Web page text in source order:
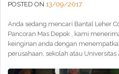
POSTED ON 13/09/2017
Anda sedang mencari Bantal Leher
Pancoran Mas Depok , kami
keinginan anda dengan
perusahaan, sekolah atau Universitas